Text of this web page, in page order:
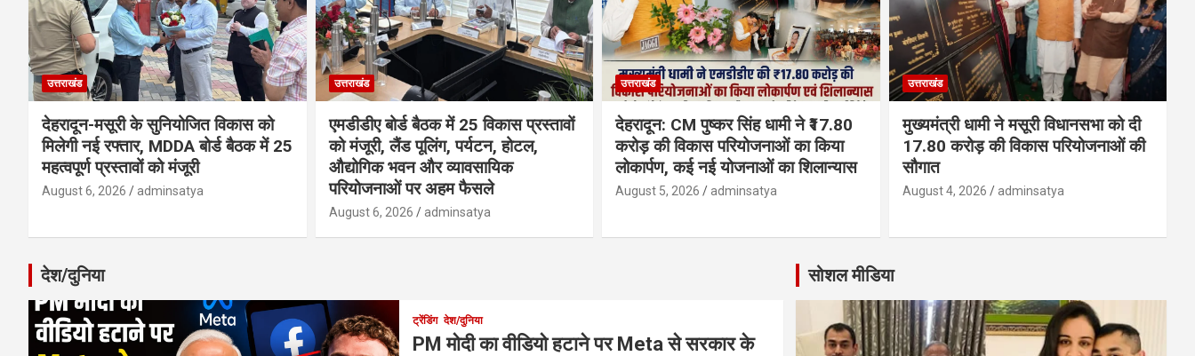
उत्तराखंड
देहरादून-मसूरी के सुनियोजित विकास को
मिलेगी नई रफ्तार, MDDA बोर्ड बैठक में 25
महत्वपूर्ण प्रस्तावों को मंजूरी
August 6, 2026 adminsatya
उत्तराखंड
एमडीडीए बोर्ड बैठक में 25 विकास प्रस्तावों
को मंजूरी, लैंड पूलिंग, पर्यटन, होटल,
औद्योगिक भवन और व्यावसायिक
परियोजनाओं पर अहम फैसले
August 6, 2026 adminsatya
उत्तराखंड
देहरादून: CM पुष्कर सिंह धामी ने ₹17.80
करोड़ की विकास परियोजनाओं का किया
लोकार्पण, कई नई योजनाओं का शिलान्यास
August 5, 2026 adminsatya
उत्तराखंड
मुख्यमंत्री धामी ने मसूरी विधानसभा को दी
17.80 करोड़ की विकास परियोजनाओं की
सौगात
August 4, 2026 adminsatya
देश/दुनिया
ट्रेंडिंग देश/दुनिया
PM मोदी का वीडियो हटाने पर Meta से सरकार के
सोशल मीडिया